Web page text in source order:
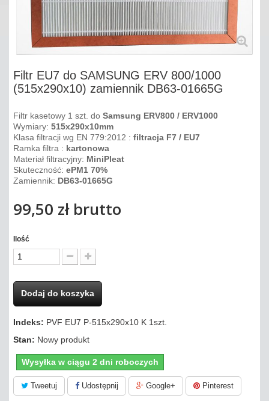
Filtr EU7 do SAMSUNG ERV 800/1000
(515x290x10) zamiennik DB63-01665G
Filtr kasetowy 1 szt. do Samsung ERV800 / ERV1000
Wymiary: 515x290x10mm
Klasa filtracji wg EN 779:2012 : filtracja F7 / EU7
Ramka filtra : kartonowa
Materiał filtracyjny: MiniPleat
Skuteczność: ePM1 70%
Zamiennik: DB63-01665G
99,50 złbrutto
Ilość
Dodaj do koszyka
Indeks: PVF EU7 P-515x290x10 K 1szt.
Stan: Nowy produkt
Wysyłka w ciągu 2 dni roboczych
Tweetuj Udostępnij Google+ Pinterest